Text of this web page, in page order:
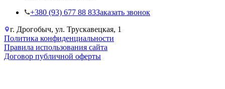
+38‎0 (93) 677 88 83Заказать звонок
г. Дрогобыч, ул. Трускавецкая, 1
Политика конфиденциальности
Правила использования сайта
Договор публичной оферты